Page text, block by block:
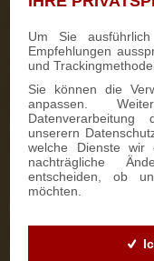
Um Sie
Empfehlungen
und
Sie können die
anpassen.
unserern
welche Dienste wir
nachträgliche
entscheiden, ob
möchten.
333 Bewertungen
700g Feinster
im
15,90 €
ZUM PRODUKT